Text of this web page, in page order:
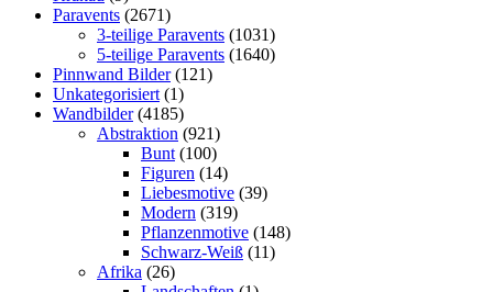
Paravents (2671)
3-teilige Paravents (1031)
5-teilige Paravents (1640)
Pinnwand Bilder (121)
Unkategorisiert (1)
Wandbilder (4185)
Abstraktion (921)
Bunt (100)
Figuren (14)
Liebesmotive (39)
Modern (319)
Pflanzenmotive (148)
Schwarz-Weiß (11)
Afrika (26)